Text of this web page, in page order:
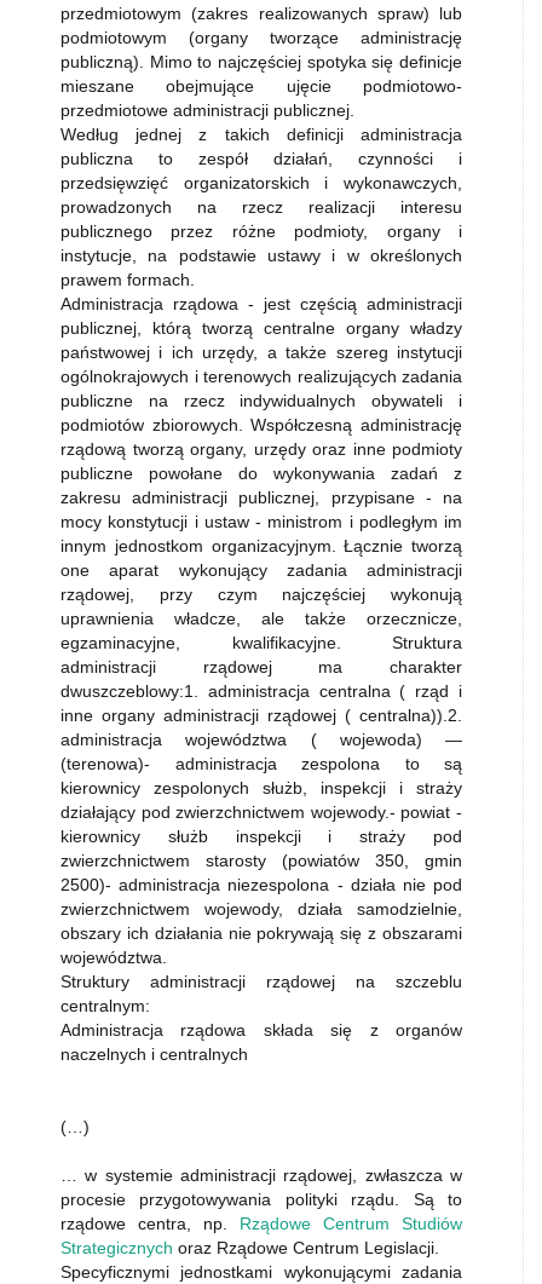
przedmiotowym (zakres realizowanych spraw) lub
podmiotowym (organy tworzące administrację
publiczną). Mimo to najczęściej spotyka się definicje
mieszane obejmujące ujęcie podmiotowo-
przedmiotowe administracji publicznej.
Według jednej z takich definicji administracja
publiczna to zespół działań, czynności i
przedsięwzięć organizatorskich i wykonawczych,
prowadzonych na rzecz realizacji interesu
publicznego przez różne podmioty, organy i
instytucje, na podstawie ustawy i w określonych
prawem formach.
Administracja rządowa - jest częścią administracji
publicznej, którą tworzą centralne organy władzy
państwowej i ich urzędy, a także szereg instytucji
ogólnokrajowych i terenowych realizujących zadania
publiczne na rzecz indywidualnych obywateli i
podmiotów zbiorowych. Współczesną administrację
rządową tworzą organy, urzędy oraz inne podmioty
publiczne powołane do wykonywania zadań z
zakresu administracji publicznej, przypisane - na
mocy konstytucji i ustaw - ministrom i podległym im
innym jednostkom organizacyjnym. Łącznie tworzą
one aparat wykonujący zadania administracji
rządowej, przy czym najczęściej wykonują
uprawnienia władcze, ale także orzecznicze,
egzaminacyjne, kwalifikacyjne. Struktura
administracji rządowej ma charakter
dwuszczeblowy:1. administracja centralna ( rząd i
inne organy administracji rządowej ( centralna)).2.
administracja województwa ( wojewoda) —
(terenowa)- administracja zespolona to są
kierownicy zespolonych służb, inspekcji i straży
działający pod zwierzchnictwem wojewody.- powiat -
kierownicy służb inspekcji i straży pod
zwierzchnictwem starosty (powiatów 350, gmin
2500)- administracja niezespolona - działa nie pod
zwierzchnictwem wojewody, działa samodzielnie,
obszary ich działania nie pokrywają się z obszarami
województwa.
Struktury administracji rządowej na szczeblu
centralnym:
Administracja rządowa składa się z organów
naczelnych i centralnych
(…)
… w systemie administracji rządowej, zwłaszcza w
procesie przygotowywania polityki rządu. Są to
rządowe centra, np. Rządowe Centrum Studiów
Strategicznych oraz Rządowe Centrum Legislacji.
Specyficznymi jednostkami wykonującymi zadania